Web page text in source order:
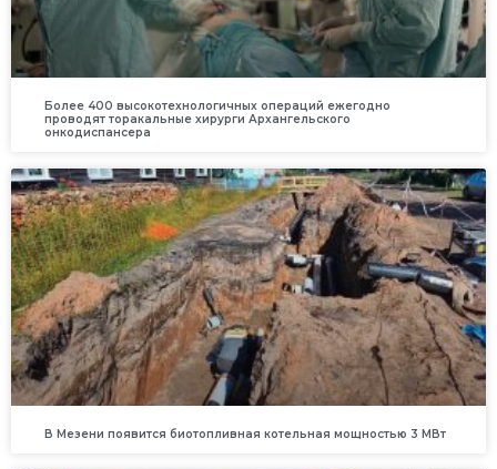
Более 400 высокотехнологичных операций ежегодно
проводят торакальные хирурги Архангельского
онкодиспансера
В Мезени появится биотопливная котельная мощностью 3 МВт